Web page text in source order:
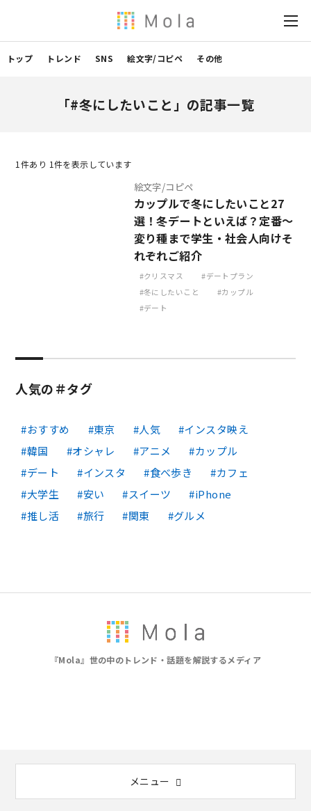
トップ トレンド SNS 絵文字/コピペ その他
「#冬にしたいこと」の記事一覧
1 件あり 1件を表示しています
絵文字/コピペ
カップルで冬にしたいこと27
選！冬デートといえば？定番～
変り種まで学生・社会人向けそ
れぞれご紹介
クリスマス
デートプラン
冬にしたいこと
カップル
デート
人気の＃タグ
おすすめ 東京 人気
インスタ映え
韓国
オシャレ アニメ
カップル
デート
インスタ 食べ歩き
カフェ
大学生
安い スイーツ
iPhone
推し活
旅行 関東 グルメ
『Mola』世の中のトレンド・話題を解説するメディア
メニュー